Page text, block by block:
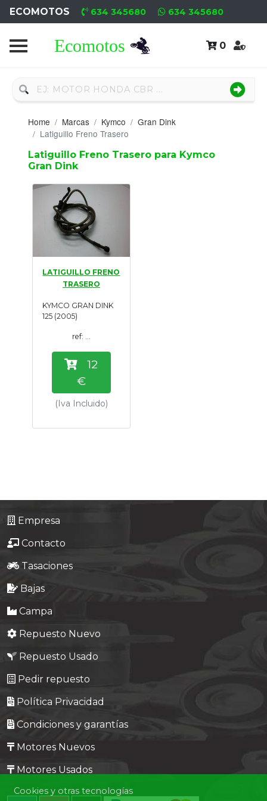
ECOMOTOS 634 345680 634 345680
0
Home
Nuevo
Neumáticos
Campa
Motores
Nuevos
Motores
Usados
Tasaciones
Formulario
Empresa
Contacto
Home Marcas Kymco
Gran Dink
Latiguillo Freno Trasero
Latiguillo Freno Trasero para Kymco
Gran Dink
LATIGUILLO FRENO
TRASERO
KYMCO GRAN DINK
125 (2005)
ref: ...
12
€
(Iva Incluido)
Empresa
Contacto
Tasaciones
Bajas
Campa
Repuesto Nuevo
Repuesto Usado
Pedir repuesto
Política Privacidad
Condiciones y garantías
Motores Nuevos
Motores Usados
Cookies y otras tecnologías